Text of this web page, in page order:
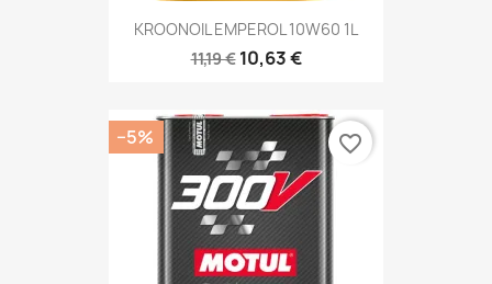
KROONOIL EMPEROL 10W60 1L
11,19 € 10,63 €
−5% favorite_border